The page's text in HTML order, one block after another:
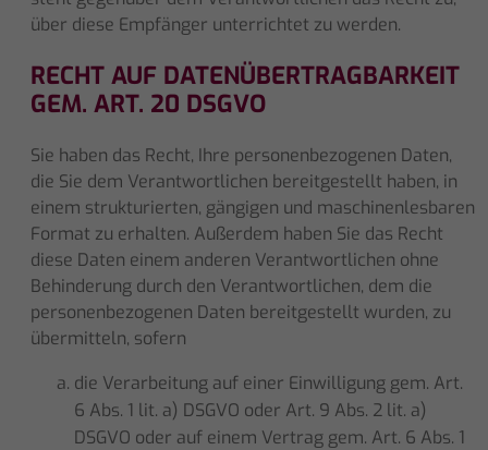
über diese Empfänger unterrichtet zu werden.
RECHT AUF DATENÜBERTRAGBARKEIT
GEM. ART. 20 DSGVO
Sie haben das Recht, Ihre personenbezogenen Daten,
die Sie dem Verantwortlichen bereitgestellt haben, in
einem strukturierten, gängigen und maschinenlesbaren
Format zu erhalten. Außerdem haben Sie das Recht
diese Daten einem anderen Verantwortlichen ohne
Behinderung durch den Verantwortlichen, dem die
personenbezogenen Daten bereitgestellt wurden, zu
übermitteln, sofern
die Verarbeitung auf einer Einwilligung gem. Art.
6 Abs. 1 lit. a) DSGVO oder Art. 9 Abs. 2 lit. a)
DSGVO oder auf einem Vertrag gem. Art. 6 Abs. 1